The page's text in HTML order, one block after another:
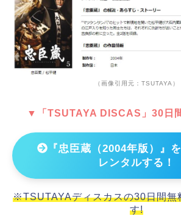
（画像引用元：TSUTAYA）
▼「TSUTAYA DISCAS」30日
『忠臣蔵（2004年版）』
レンタルする！
※TSUTAYAディスカスの30日間無
す!